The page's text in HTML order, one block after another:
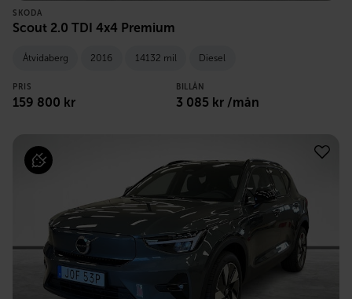
SKODA
Scout 2.0 TDI 4x4 Premium
Åtvidaberg 2016 14132 mil Diesel
PRIS
159 800 kr
BILLÅN
3 085 kr /mån